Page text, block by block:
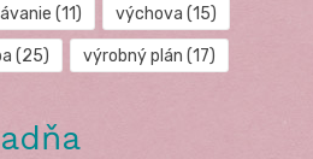
(11) výchova (15)
(25) výrobný plán (17)